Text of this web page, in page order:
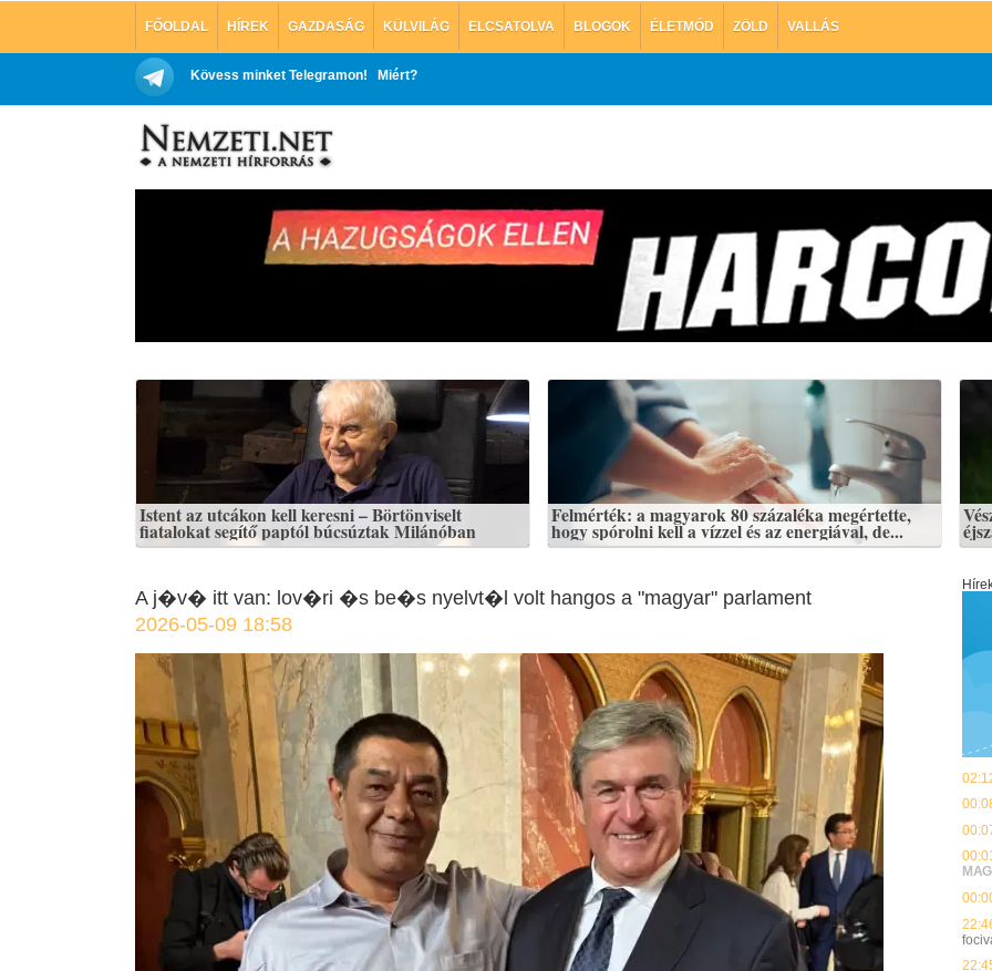
FŐOLDAL HÍREK GAZDASÁG KÜLVILÁG ELCSATOLVA BLOGOK ÉLETMÓD ZÖLD VALLÁS
Kövess minket Telegramon! Miért?
Istent az utcákon kell keresni – Börtönviselt
fiatalokat segítő paptól búcsúztak Milánóban
Felmérték: a magyarok 80 százaléka megértette,
hogy spórolni kell a vízzel és az energiával, de...
A j�v� itt van: lov�ri �s be�s nyelvt�l volt hangos a "magyar" parlament
2026-05-09 18:58